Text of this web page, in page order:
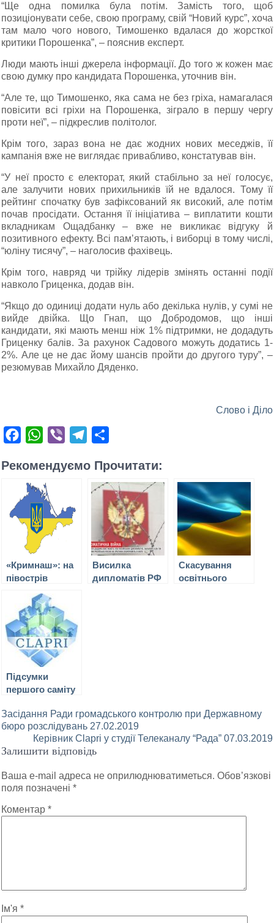
“Ще одна помилка була потім. Замість того, щоб
позиціонувати себе, свою програму, свій “Новий курс”, хоча
там мало чого нового, Тимошенко вдалася до жорсткої
критики Порошенка”, – пояснив експерт.
Люди мають інші джерела інформації. До того ж кожен має
свою думку про кандидата Порошенка, уточнив він.
“Але те, що Тимошенко, яка сама не без гріха, намагалася
повісити всі гріхи на Порошенка, зіграло в першу чергу
проти неї”, – підкреслив політолог.
Крім того, зараз вона не дає жодних нових меседжів, її
кампанія вже не виглядає привабливо, констатував він.
“У неї просто є електорат, який стабільно за неї голосує,
але залучити нових прихильників їй не вдалося. Тому її
рейтинг спочатку був зафіксований як високий, але потім
почав просідати. Остання її ініціатива – виплатити кошти
вкладникам Ощадбанку – вже не викликає відгуку й
позитивного ефекту. Всі пам’ятають, і виборці в тому числі,
“юліну тисячу”, – наголосив фахівець.
Крім того, навряд чи трійку лідерів змінять останні події
навколо Гриценка, додав він.
“Якщо до одиниці додати нуль або декілька нулів, у сумі не
вийде двійка. Що Гнап, що Добродомов, що інші
кандидати, які мають менш ніж 1% підтримки, не додадуть
Гриценку балів. За рахунок Садового можуть додатись 1-
2%. Але це не дає йому шансів пройти до другого туру”, –
резюмував Михайло Дяденко.
Слово і Діло
FacebookWhatsApp
Viber Telegram
Рекомендуємо Прочитати:
«Кримнаш»: на
півострів
часи й
кримчанам
доведеться з
цим
змиритисям
Висилка
дипломатів РФ
Скасування
освітнього
Підсумки
першого саміту
вдалося Трампу
щось змінити?
Навігація
записів
Засідання Ради громадського контролю при Державному
бюро розслідувань 27.02.2019
Керівник Clapri у студії Телеканалу “Рада” 07.03.2019
Залишити відповідь
Ваша e-mail адреса не оприлюднюватиметься. Обов’язкові
поля позначені*
Коментар*
Ім'я*